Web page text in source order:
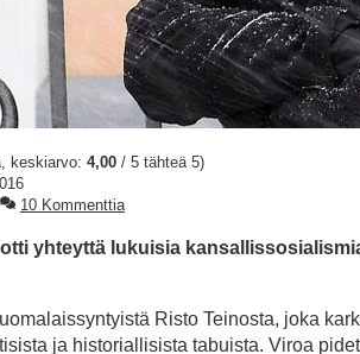
keskiarvo: 4,00 / 5 tähteä 5)
10 Kommenttia
yhteyttä lukuisia
Risto Teinosta, joka
ja historiallisista tabuista. Viroa